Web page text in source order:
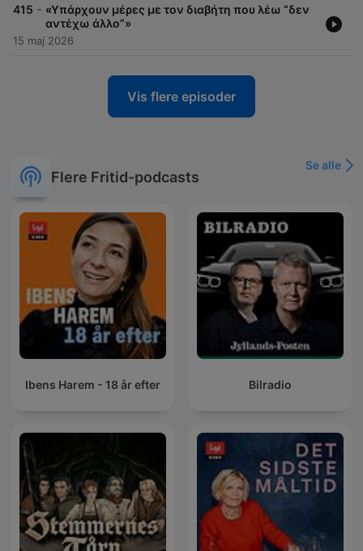
415 - «Υπάρχουν μέρες με τον διαβήτη που λέω “δεν
αντέχω άλλο”»
15 maj 2026
Vis flere episoder
Flere Fritid-podcasts
Se alle
Ibens Harem - 18 år efter Bilradio